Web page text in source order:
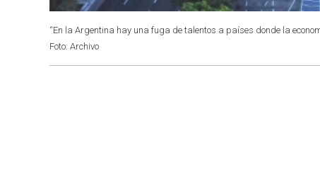
“En la Argentina hay una fuga de talentos a países donde la
Foto: Archivo